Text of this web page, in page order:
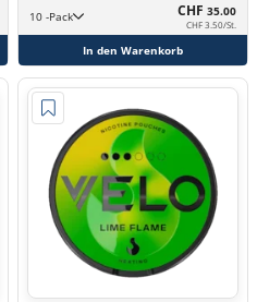
10 -Pack CHF 35.00
CHF 3.50/St.
In den Warenkorb